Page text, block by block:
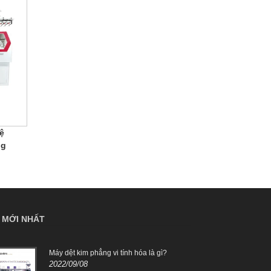
MỚI NHẤT
Máy dệt kim phẳng vi tính hóa là gì?
2022/09/08